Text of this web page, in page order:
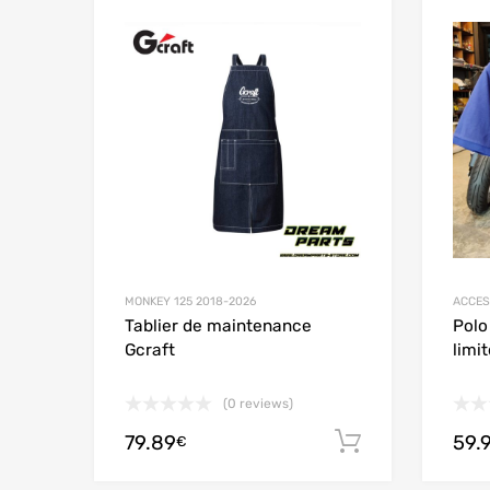
Add to Wishlist
Add to
MONKEY 125 2018-2026
Tablier de maintenance
Gcraft
(0 reviews)
79.89€ Ajouter au